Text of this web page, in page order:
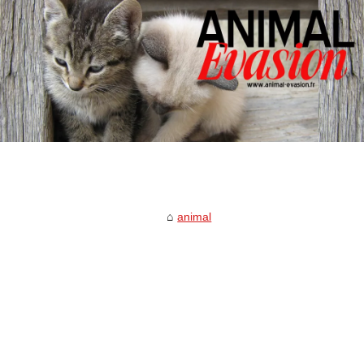
animal